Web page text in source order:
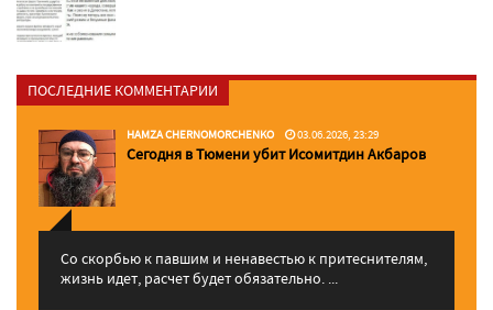
ПОСЛЕДНИЕ КОММЕНТАРИИ
HAMZA CHERNOMORCHENKO 03.06.2026, 23:29
Сегодня в Тюмени убит Исомитдин Акбаров
Со скорбью к павшим и ненавестью к притеснителям,
жизнь идет, расчет будет обязательно. ...